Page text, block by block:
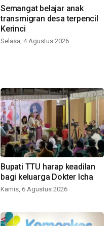
Semangat belajar anak
transmigran desa terpencil
Kerinci
Selasa, 4 Agustus 2026
Bupati TTU harap keadilan
bagi keluarga Dokter Icha
Kamis, 6 Agustus 2026